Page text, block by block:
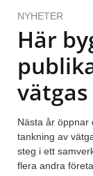
NYHETER
Här
Nästa år öppnar
tankning av
steg i ett
flera andra